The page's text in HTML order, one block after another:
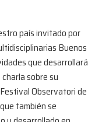
país invitado por
Buenos
que desarrollará
sobre su
Observatori de
también se